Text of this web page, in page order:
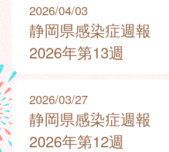
2026/04/03
静岡県感染症週報
2026年第13週
2026/03/27
静岡県感染症週報
2026年第12週